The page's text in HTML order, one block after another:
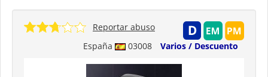
España 03008 Varios / Descuento
Reportar abuso